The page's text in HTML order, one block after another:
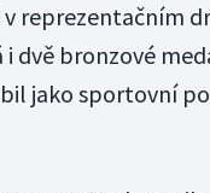
reprezentačním
dvě bronzové
jako sportovní